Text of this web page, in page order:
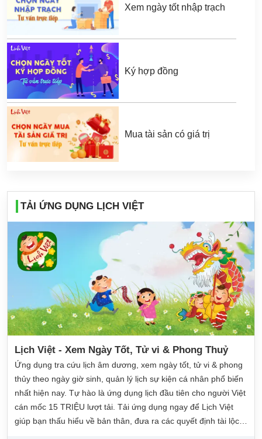
Xem ngày tốt nhập trạch
Ký hợp đồng
Mua tài sản có giá trị
TẢI ỨNG DỤNG LỊCH VIỆT
Lịch Việt - Xem Ngày Tốt, Tử vi & Phong Thuỷ
Ứng dụng tra cứu lịch âm dương, xem ngày tốt, tử vi & phong
thủy theo ngày giờ sinh, quản lý lịch sự kiện cá nhân phổ biến
nhất hiện nay. Tự hào là ứng dụng lịch đầu tiên cho người Việt
cán mốc 15 TRIỆU lượt tải. Tải ứng dụng ngay để Lịch Việt
giúp bạn thấu hiểu về bản thân, đưa ra các quyết định tài lộc,